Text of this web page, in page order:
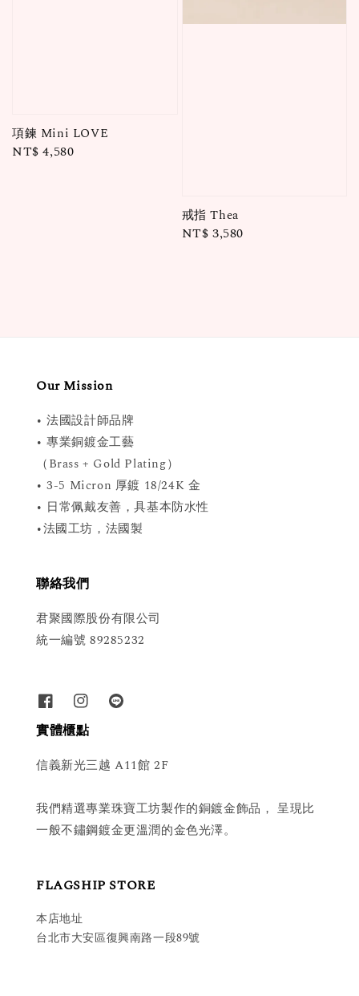
項鍊 Mini LOVE
Regular
NT$ 4,580
戒指 Thea
Regular
NT$ 3,580
Our Mission
• 法國設計師品牌
• 專業銅鍍金工藝
（Brass + Gold Plating）
• 3-5 Micron 厚鍍 18/24K 金
• 日常佩戴友善，具基本防水性
•法國工坊，法國製
聯絡我們
君聚國際股份有限公司
統一編號 89285232
實體櫃點
信義新光三越 A11館 2F
我們精選專業珠寶工坊製作的銅鍍金飾品， 呈現比
一般不鏽鋼鍍金更溫潤的金色光澤。
FLAGSHIP STORE
本店地址
台北市大安區復興南路一段89號